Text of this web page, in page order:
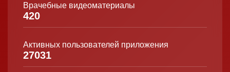
Врачебные видеоматериалы
420
Активных пользователей приложения
27031